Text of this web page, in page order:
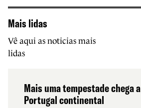
Mais lidas
Vê aqui as noticias mais
lidas
Mais uma tempestade chega a
Portugal continental